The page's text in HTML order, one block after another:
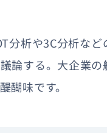
分析や3C分析な
論する。大企業
醐味です。